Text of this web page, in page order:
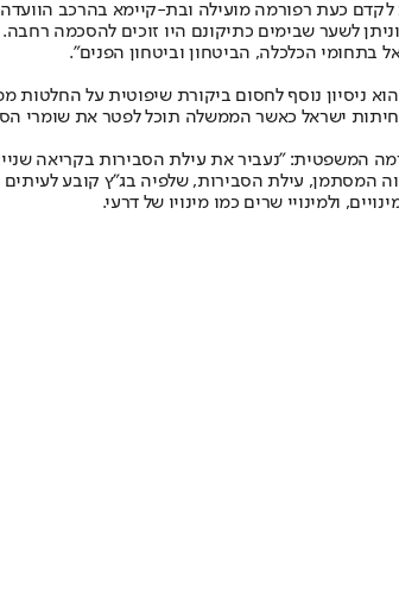
כעת רפורמה מועילה ובת-קיימא בהרכב
לשער שבימים כתיקונם היו זוכים להסכמה רחבה.
בתחומי הכלכלה, הביטחון וביטחון הפנים".
נוסף לחסום ביקורת שיפוטית על החלטות
ישראל כאשר הממשלה תוכל לפטר את שומרי
המשפטית: "נעביר את עילת הסבירות בקריאה
עילת הסבירות, שלפיה בג"ץ קובע לעיתים
ולמינויי שרים כמו מינויו של דרעי.